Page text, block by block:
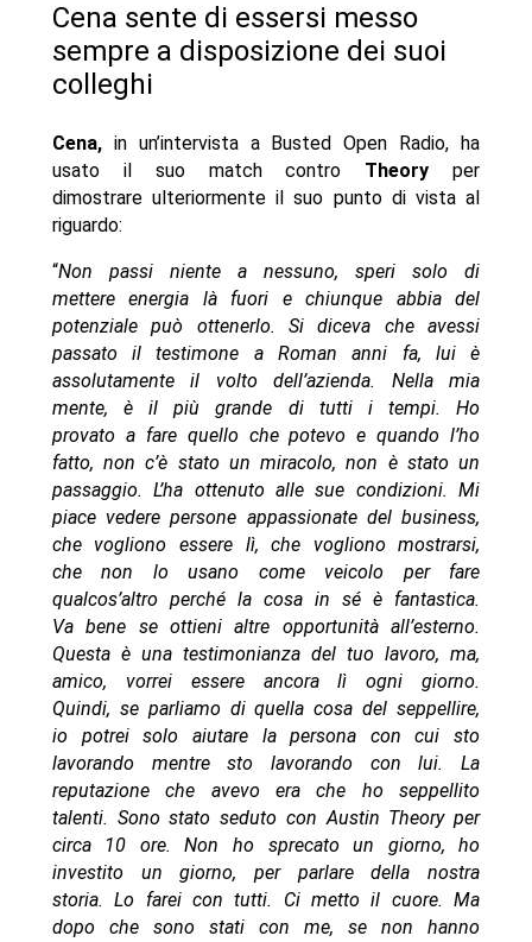
Cena sente di essersi messo
sempre a disposizione dei suoi
colleghi
Cena, in un’intervista a Busted Open Radio, ha
usato il suo match contro Theory per
dimostrare ulteriormente il suo punto di vista al
riguardo:
“Non passi niente a nessuno, speri solo di
mettere energia là fuori e chiunque abbia del
potenziale può ottenerlo. Si diceva che avessi
passato il testimone a Roman anni fa, lui è
assolutamente il volto dell’azienda. Nella mia
mente, è il più grande di tutti i tempi. Ho
provato a fare quello che potevo e quando l’ho
fatto, non c’è stato un miracolo, non è stato un
passaggio. L’ha ottenuto alle sue condizioni. Mi
piace vedere persone appassionate del business,
che vogliono essere lì, che vogliono mostrarsi,
che non lo usano come veicolo per fare
qualcos’altro perché la cosa in sé è fantastica.
Va bene se ottieni altre opportunità all’esterno.
Questa è una testimonianza del tuo lavoro, ma,
amico, vorrei essere ancora lì ogni giorno.
Quindi, se parliamo di quella cosa del seppellire,
io potrei solo aiutare la persona con cui sto
lavorando mentre sto lavorando con lui. La
reputazione che avevo era che ho seppellito
talenti. Sono stato seduto con Austin Theory per
circa 10 ore. Non ho sprecato un giorno, ho
investito un giorno, per parlare della nostra
storia. Lo farei con tutti. Ci metto il cuore. Ma
dopo che sono stati con me, se non hanno